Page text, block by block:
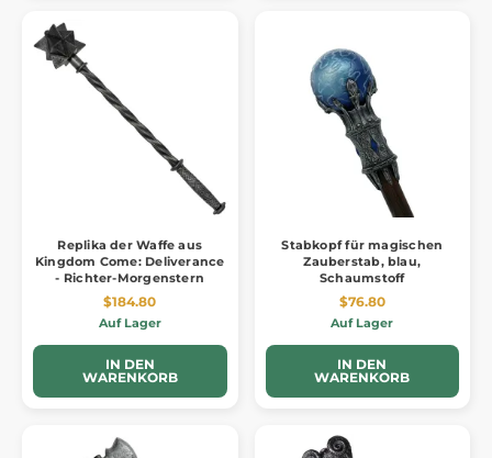
Replika der Waffe aus
Kingdom Come: Deliverance
- Richter-Morgenstern
$184.80
Auf Lager
IN DEN
WARENKORB
Stabkopf für magischen
Zauberstab, blau,
Schaumstoff
$76.80
Auf Lager
IN DEN
WARENKORB